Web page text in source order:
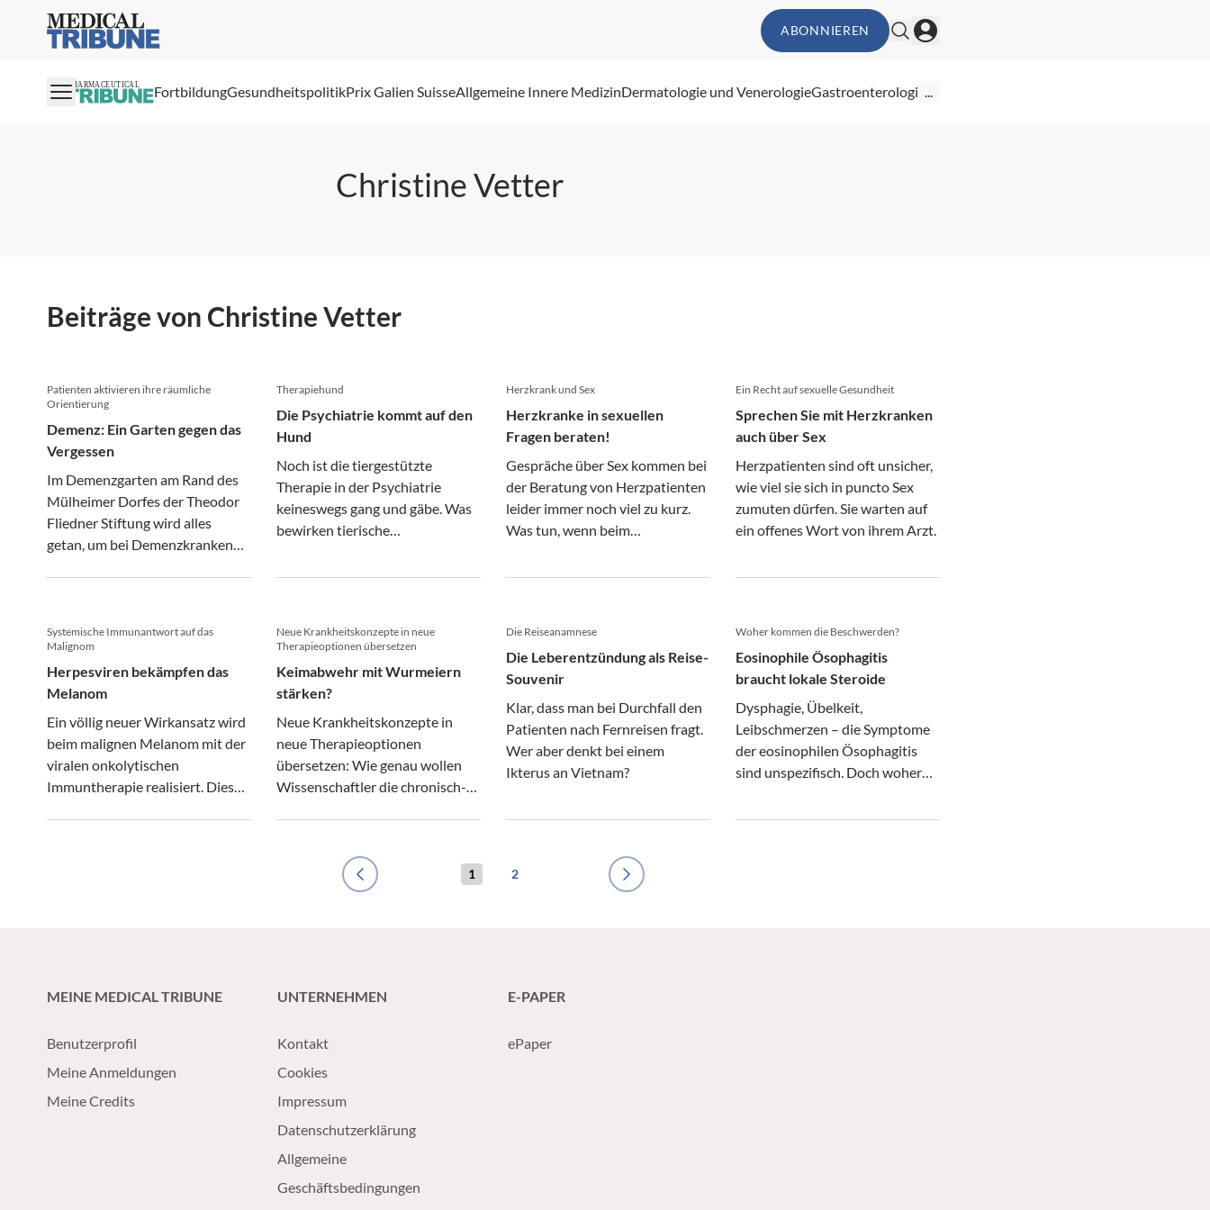
Medical Tribune ABONNIEREN
PHARMACEUTICAL FortbildungGesundheitspolitikPrix Galien SuisseAllgemeine Innere MedizinDermatologie und VenerologieGastroenterologie...
Christine Vetter
Beiträge von Christine Vetter
Patienten aktivieren ihre räumliche
Orientierung
Demenz: Ein Garten gegen das
Vergessen
Im Demenzgarten am Rand des
Mülheimer Dorfes der Theodor
Fliedner Stiftung wird alles
getan, um bei Demenzkranken
Therapiehund
Die Psychiatrie kommt auf den
Hund
Noch ist die tiergestützte
Therapie in der Psychiatrie
keineswegs gang und gäbe. Was
bewirken tierische
Herzkrank und Sex
Herzkranke in sexuellen
Fragen beraten!
Gespräche über Sex kommen bei
der Beratung von Herzpatienten
leider immer noch viel zu kurz.
Was tun, wenn beim
Ein Recht auf sexuelle Gesundheit
Sprechen Sie mit Herzkranken
auch über Sex
Herzpatienten sind oft unsicher,
wie viel sie sich in puncto Sex
zumuten dürfen. Sie warten auf
ein offenes Wort von ihrem Arzt.
Systemische Immunantwort auf das
Malignom
Herpesviren bekämpfen das
Melanom
Ein völlig neuer Wirkansatz wird
beim malignen Melanom mit der
viralen onkolytischen
Immuntherapie realisiert. Diese
Neue Krankheitskonzepte in neue
Therapieoptionen übersetzen
Keimabwehr mit Wurmeiern
stärken?
Neue Krankheitskonzepte in
neue Therapieoptionen
übersetzen: Wie genau wollen
Wissenschaftler die chronisch-
Die Reiseanamnese
Die Leberentzündung als Reise-
Souvenir
Klar, dass man bei Durchfall den
Patienten nach Fernreisen fragt.
Wer aber denkt bei einem
Ikterus an Vietnam?
Woher kommen die Beschwerden?
Eosinophile Ösophagitis
braucht lokale Steroide
Dysphagie, Übelkeit,
Leibschmerzen – die Symptome
der eosinophilen Ösophagitis
sind unspezifisch. Doch woher
Previous 1 2 Next
MEINE MEDICAL TRIBUNE
Benutzerprofil
Meine Anmeldungen
Meine Credits
UNTERNEHMEN
Kontakt
Cookies
Impressum
Datenschutzerklärung
Allgemeine
Geschäftsbedingungen
E-PAPER
ePaper